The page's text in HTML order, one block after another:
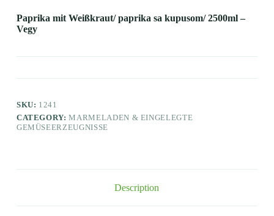
Paprika mit Weißkraut/ paprika sa kupusom/ 2500ml –
Vegy
SKU: 1241
CATEGORY:MARMELADEN & EINGELEGTE
GEMÜSEERZEUGNISSE
Description